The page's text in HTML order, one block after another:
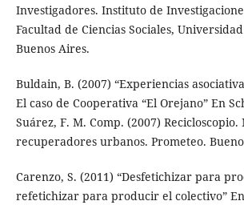
Investigadores. Instituto de
Facultad de Ciencias Sociales,
Buenos Aires.
Buldain, B. (2007) “Experiencias
El caso de Cooperativa “El Orejano” En
Suárez, F. M. Comp. (2007)
recuperadores urbanos. Prometeo.
Carenzo, S. (2011) “Desfetichizar para
refetichizar para producir el colectivo”